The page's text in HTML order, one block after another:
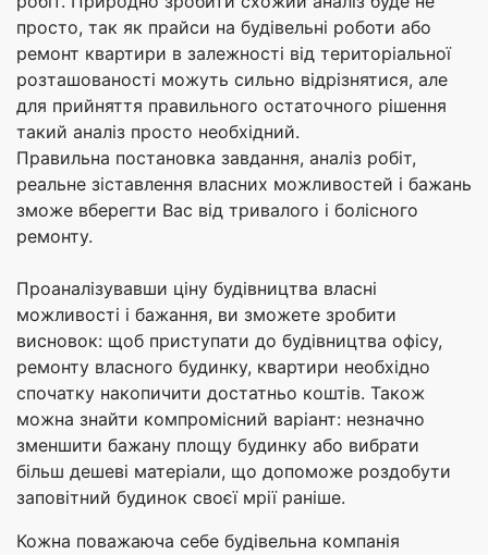
просто, так як прайси на будівельні роботи або
ремонт квартири в залежності від територіальної
розташованості можуть сильно відрізнятися, але
для прийняття правильного остаточного рішення
такий аналіз просто необхідний.
Правильна постановка завдання, аналіз робіт,
реальне зіставлення власних можливостей і бажань
зможе вберегти Вас від тривалого і болісного
ремонту.
Проаналізувавши ціну будівництва власні
можливості і бажання, ви зможете зробити
висновок: щоб приступати до будівництва офісу,
ремонту власного будинку, квартири необхідно
спочатку накопичити достатньо коштів. Також
можна знайти компромісний варіант: незначно
зменшити бажану площу будинку або вибрати
більш дешеві матеріали, що допоможе роздобути
заповітний будинок своєї мрії раніше.
Кожна поважаюча себе будівельна компанія